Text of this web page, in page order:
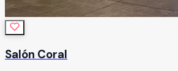
Salón Coral